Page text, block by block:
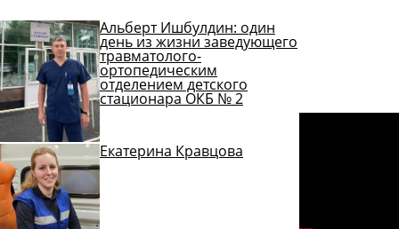
Альберт Ишбулдин: один
день из жизни заведующего
травматолого-
ортопедическим
отделением детского
стационара ОКБ № 2
Екатерина Кравцова